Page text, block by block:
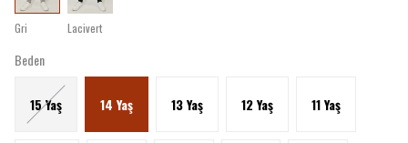
Gri Lacivert
Beden
15 Yaş 14 Yaş 13 Yaş 12 Yaş 11 Yaş